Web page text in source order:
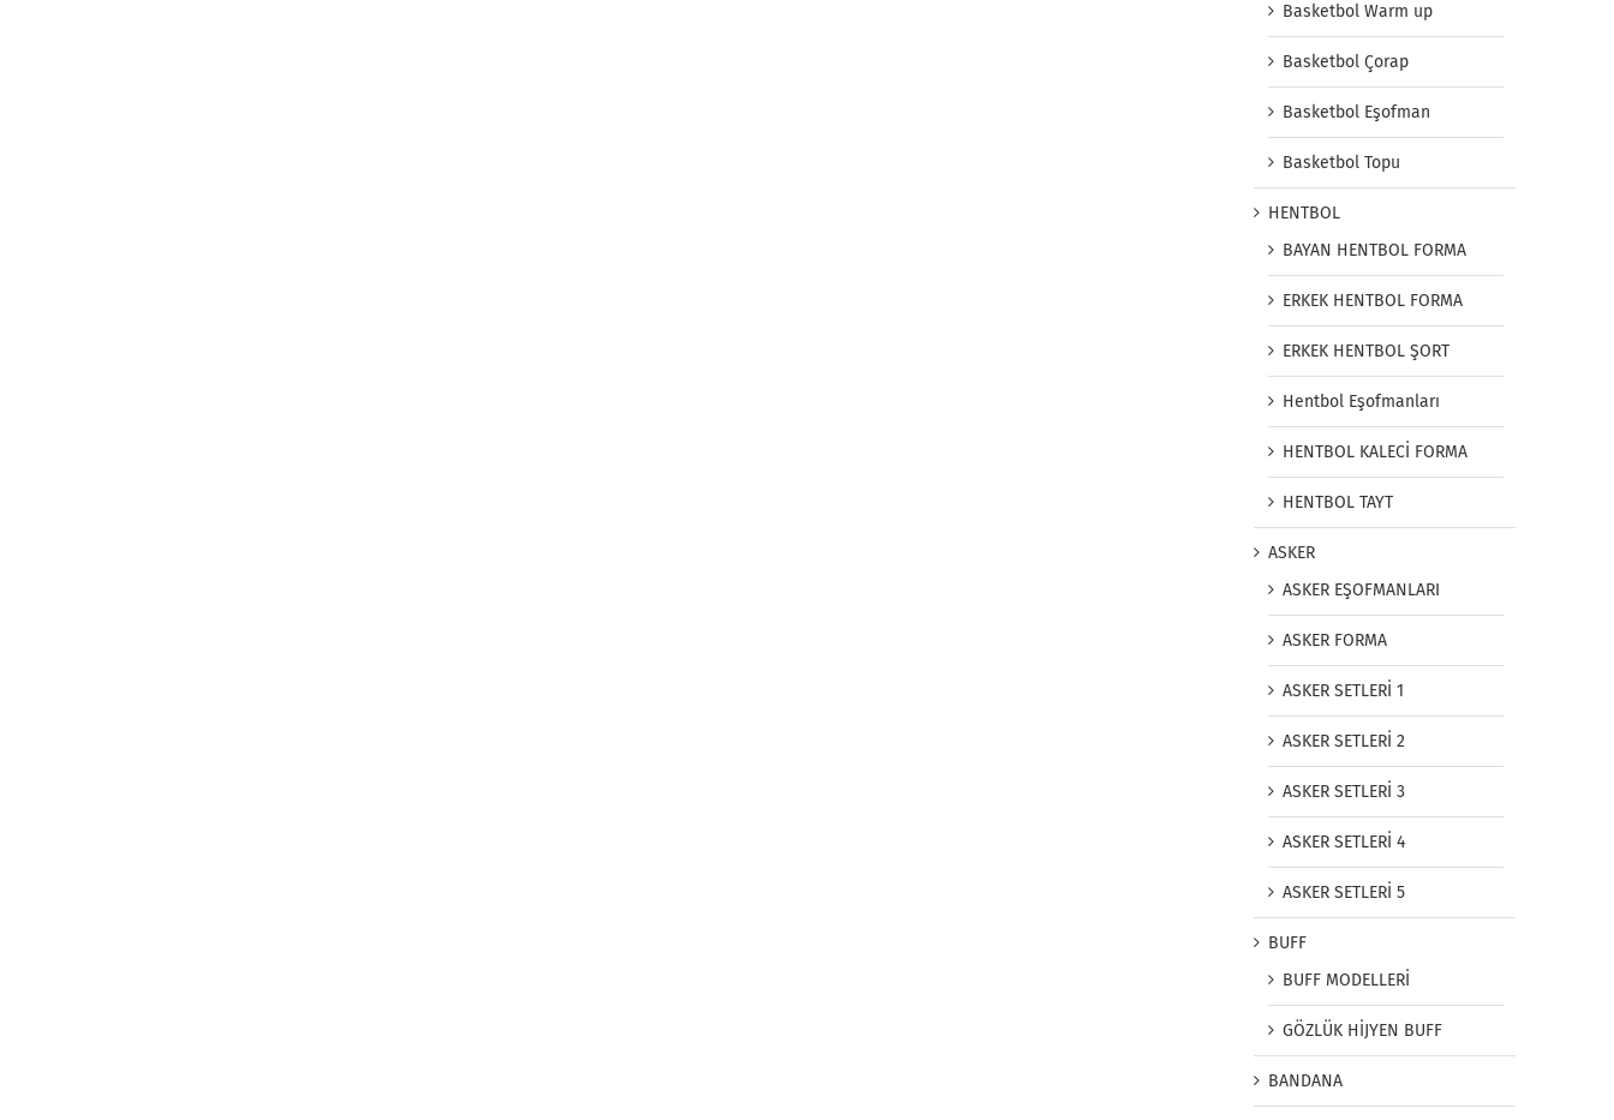
Basketbol Warm up
Basketbol Çorap
Basketbol Eşofman
Basketbol Topu
HENTBOL
BAYAN HENTBOL FORMA
ERKEK HENTBOL FORMA
ERKEK HENTBOL ŞORT
Hentbol Eşofmanları
HENTBOL KALECİ FORMA
HENTBOL TAYT
ASKER
ASKER EŞOFMANLARI
ASKER FORMA
ASKER SETLERİ 1
ASKER SETLERİ 2
ASKER SETLERİ 3
ASKER SETLERİ 4
ASKER SETLERİ 5
BUFF
BUFF MODELLERİ
GÖZLÜK HİJYEN BUFF
BANDANA